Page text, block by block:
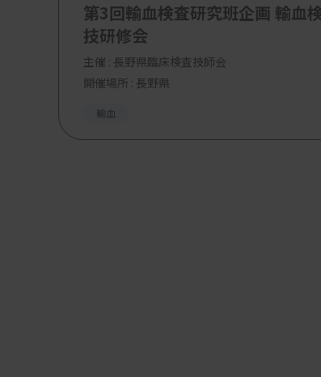
第3回輸血検査研究班企画 輸血
技研修会
主催 : 長野県臨床検査技師会
開催場所 : 長野県
輸血